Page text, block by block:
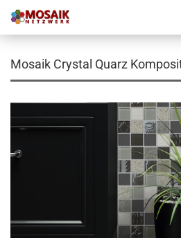
Mosaik Crystal Quarz